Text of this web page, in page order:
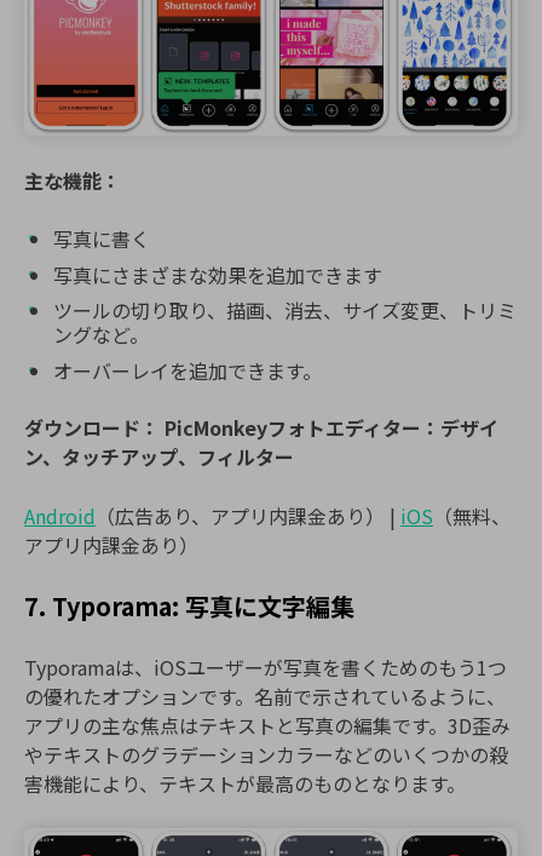
主な機能：
写真に書く
写真にさまざまな効果を追加できます
ツールの切り取り、描画、消去、サイズ変更、トリミ
ングなど。
オーバーレイを追加できます。
ダウンロード： PicMonkeyフォトエディター：デザイ
ン、タッチアップ、フィルター
Android （広告あり、アプリ内課金あり） | iOS （無料、
アプリ内課金あり）
7. Typorama: 写真に文字編集
Typoramaは、iOSユーザーが写真を書くためのもう1つ
の優れたオプションです。名前で示されているように、
アプリの主な焦点はテキストと写真の編集です。3D歪み
やテキストのグラデーションカラーなどのいくつかの殺
害機能により、テキストが最高のものとなります。